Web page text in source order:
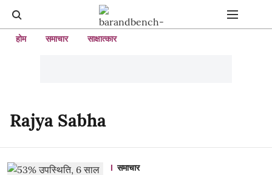
होम समाचार साक्षात्कार
Rajya Sabha
समाचार